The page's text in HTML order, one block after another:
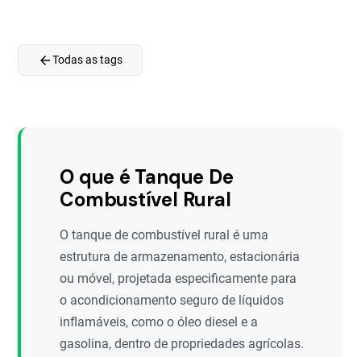
arrow_backTodas as tags
O que é Tanque De
Combustível Rural
O tanque de combustível rural é uma
estrutura de armazenamento, estacionária
ou móvel, projetada especificamente para
o acondicionamento seguro de líquidos
inflamáveis, como o óleo diesel e a
gasolina, dentro de propriedades agrícolas.